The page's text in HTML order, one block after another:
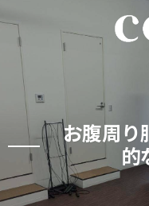
お腹周り
的